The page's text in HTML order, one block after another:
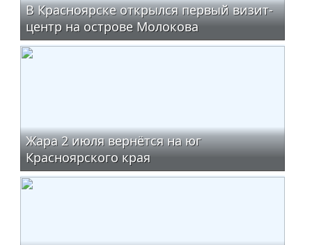
В Красноярске открылся первый визит-
центр на острове Молокова
Жара 2 июля вернётся на юг
Красноярского края